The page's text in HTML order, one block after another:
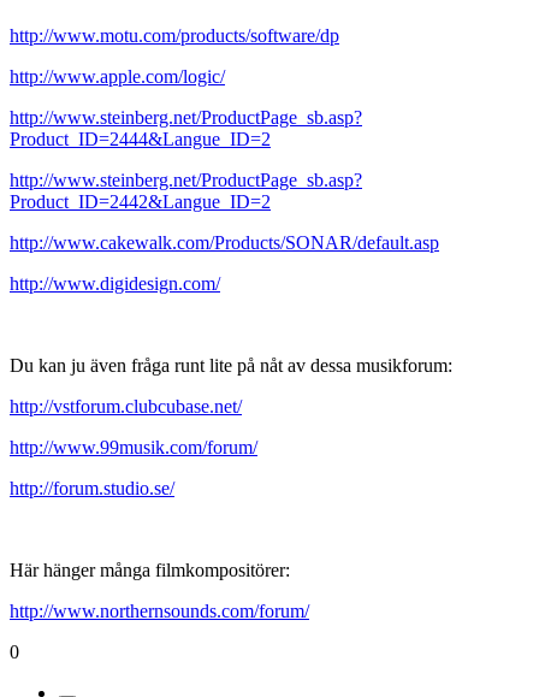
http://www.motu.com/products/software/dp
http://www.apple.com/logic/
http://www.steinberg.net/ProductPage_sb.asp?
Product_ID=2444&Langue_ID=2
http://www.steinberg.net/ProductPage_sb.asp?
Product_ID=2442&Langue_ID=2
http://www.cakewalk.com/Products/SONAR/default.asp
http://www.digidesign.com/
Du kan ju även fråga runt lite på nåt av dessa musikforum:
http://vstforum.clubcubase.net/
http://www.99musik.com/forum/
http://forum.studio.se/
Här hänger många filmkompositörer:
http://www.northernsounds.com/forum/
0